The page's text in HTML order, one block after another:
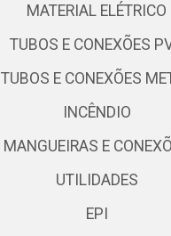
MATERIAL ELÉTRICO
TUBOS E CONEXÕES
TUBOS E CONEXÕES
INCÊNDIO
MANGUEIRAS E
UTILIDADES
EPI